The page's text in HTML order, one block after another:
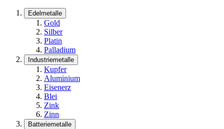
Edelmetalle
Gold
Silber
Platin
Palladium
Industriemetalle
Kupfer
Aluminium
Eisenerz
Blei
Zink
Zinn
Batteriemetalle